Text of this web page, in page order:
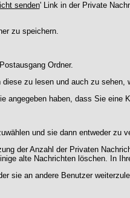
senden' Link in der Private
zu speichern.
Ordner.
zu lesen und auch zu
angegeben haben, dass Sie eine
und sie dann entweder zu
der Anzahl der Privaten
alte Nachrichten löschen. In
sie an andere Benutzer